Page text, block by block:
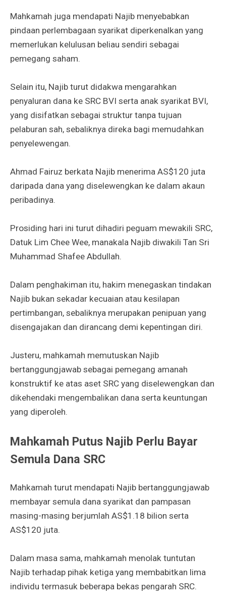
Mahkamah juga mendapati Najib menyebabkan
pindaan perlembagaan syarikat diperkenalkan yang
memerlukan kelulusan beliau sendiri sebagai
pemegang saham.
Selain itu, Najib turut didakwa mengarahkan
penyaluran dana ke SRC BVI serta anak syarikat BVI,
yang disifatkan sebagai struktur tanpa tujuan
pelaburan sah, sebaliknya direka bagi memudahkan
penyelewengan.
Ahmad Fairuz berkata Najib menerima AS$120 juta
daripada dana yang diselewengkan ke dalam akaun
peribadinya.
Prosiding hari ini turut dihadiri peguam mewakili SRC,
Datuk Lim Chee Wee, manakala Najib diwakili Tan Sri
Muhammad Shafee Abdullah.
Dalam penghakiman itu, hakim menegaskan tindakan
Najib bukan sekadar kecuaian atau kesilapan
pertimbangan, sebaliknya merupakan penipuan yang
disengajakan dan dirancang demi kepentingan diri.
Justeru, mahkamah memutuskan Najib
bertanggungjawab sebagai pemegang amanah
konstruktif ke atas aset SRC yang diselewengkan dan
dikehendaki mengembalikan dana serta keuntungan
yang diperoleh.
Mahkamah Putus Najib Perlu Bayar
Semula Dana SRC
Mahkamah turut mendapati Najib bertanggungjawab
membayar semula dana syarikat dan pampasan
masing-masing berjumlah AS$1.18 bilion serta
AS$120 juta.
Dalam masa sama, mahkamah menolak tuntutan
Najib terhadap pihak ketiga yang membabitkan lima
individu termasuk beberapa bekas pengarah SRC.